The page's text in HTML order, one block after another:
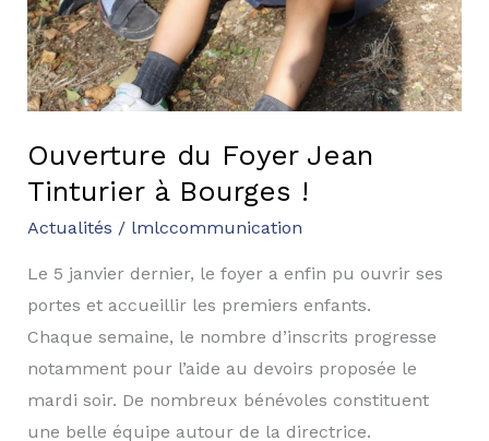
Ouverture du Foyer Jean
Tinturier à Bourges !
Actualités / lmlccommunication
Le 5 janvier dernier, le foyer a enfin pu ouvrir ses
portes et accueillir les premiers enfants.
Chaque semaine, le nombre d’inscrits progresse
notamment pour l’aide au devoirs proposée le
mardi soir. De nombreux bénévoles constituent
une belle équipe autour de la directrice.